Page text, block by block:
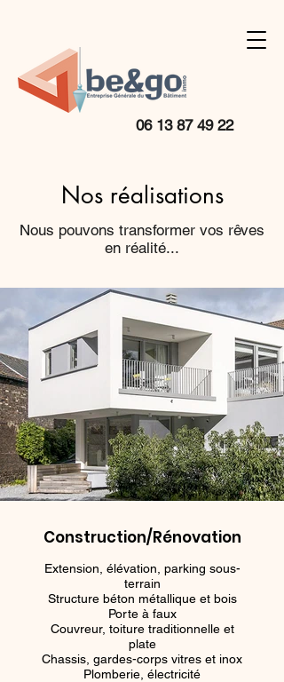
06 13 87 49 22
Nos réalisations
Nous pouvons transformer vos rêves
en réalité...
Construction/Rénovation
Extension, élévation, parking sous-
terrain
Structure béton métallique et bois
Porte à faux
Couvreur, toiture traditionnelle et
plate
Chassis, gardes-corps vitres et inox
Plomberie, électricité